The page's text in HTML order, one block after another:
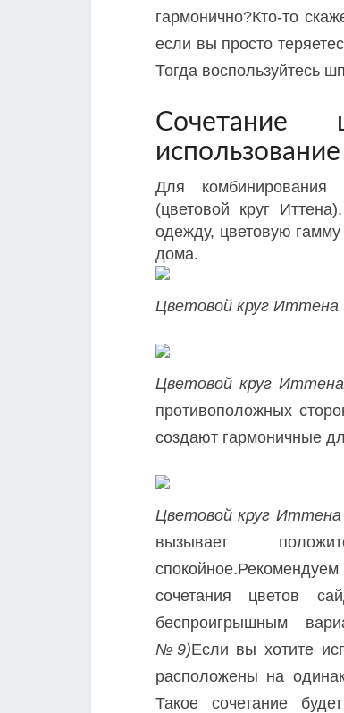
гармонично?Кто-то
если вы просто
Тогда воспользуйтесь
Для комбинирования
(цветовой круг
одежду, цветовую
дома.
Цветовой круг
Цветовой круг
противоположных
создают гармоничные
Цветовой круг
вызывает
сочетания цветов
беспроигрышным
№9)Если вы хотите
расположены на
Такое сочетание